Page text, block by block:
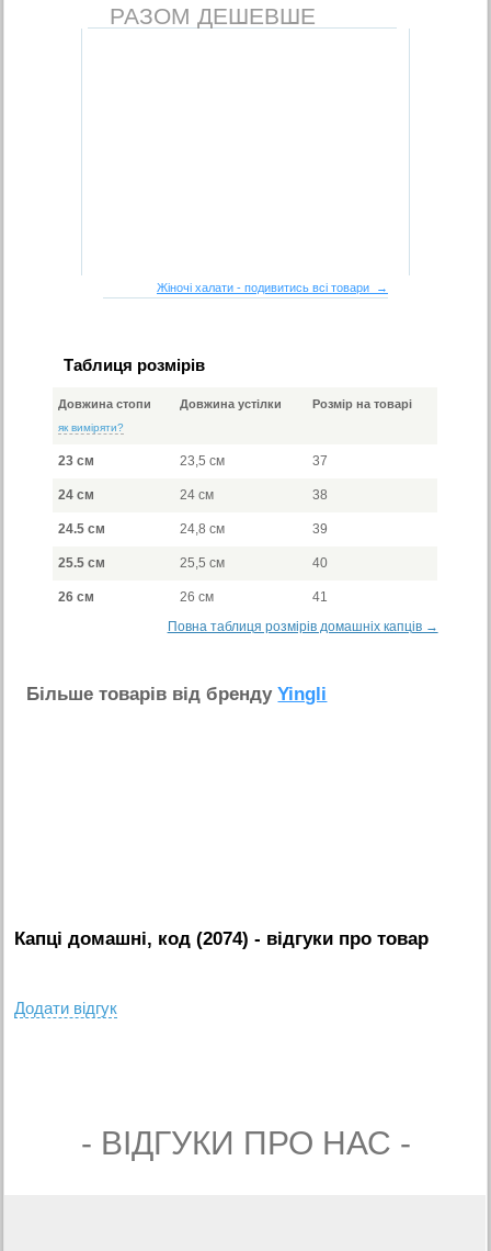
РАЗОМ ДЕШЕВШЕ
Жіночі халати - подивитись всі товари →
Таблиця розмірів
Довжина стопи
як виміряти?
Довжина устілки Розмір на товарі
23 см 23,5 см 37
24 см 24 см 38
24.5 см 24,8 см 39
25.5 см 25,5 см 40
26 см 26 см
41
Повна таблиця розмірів домашніх капців →
Бiльше товарiв вiд брендуYingli
Капці домашні, код (2074) - вiдгуки про товар
Додати вiдгук
- ВIДГУКИ ПРО НАС -